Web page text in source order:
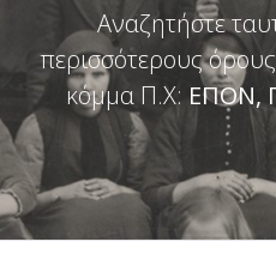
Αναζητήστε
περισσότερους
κόμμα Π.Χ: ΕΠΟΝ,